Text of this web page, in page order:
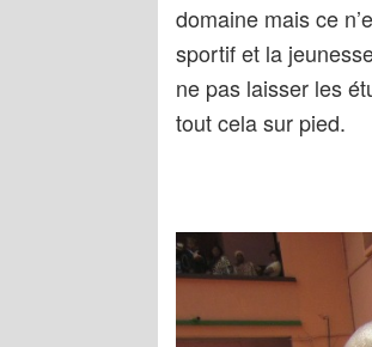
domaine mais ce
sportif et la
ne pas laisser les
tout cela sur pied.